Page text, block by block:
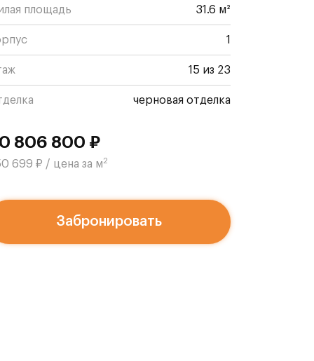
площадь 31.6 м²
1
15 из 23
черновая отделка
806 800 ₽
699 ₽ / цена за м2
Забронировать